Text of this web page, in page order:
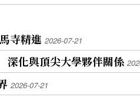
寺精進 2026-07-21
化與頂尖大學夥伴關係
2026-07-21